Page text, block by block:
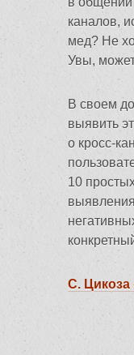
каналов,
мед? Не
Увы,
В своем
выявить
о кросс-
10
С. Цикоза